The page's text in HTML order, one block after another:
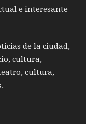
e interesante
de la ciudad,
cultura,
cultura,